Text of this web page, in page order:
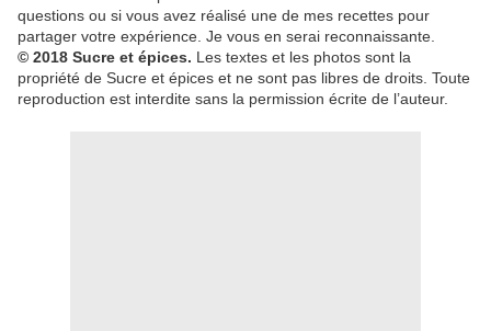
questions ou si vous avez réalisé une de mes recettes pour
partager votre expérience. Je vous en serai reconnaissante.
© 2018 Sucre et épices. Les textes et les photos sont la
propriété de Sucre et épices et ne sont pas libres de droits. Toute
reproduction est interdite sans la permission écrite de l’auteur.